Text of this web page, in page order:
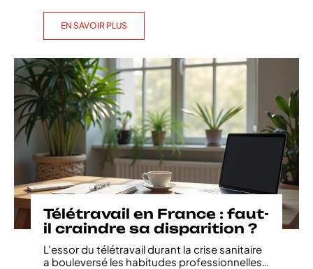
EN SAVOIR PLUS
Télétravail en France : faut-
il craindre sa disparition ?
L'essor du télétravail durant la crise sanitaire
a bouleversé les habitudes professionnelles